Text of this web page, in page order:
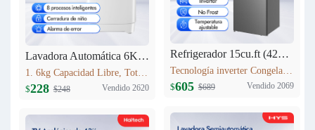
Lavadora Automática 6KG XQB60-1188
1. 6kg Capacidad Libre, Totalmente automático 6kg 2. 8 procesos inteligentes 3. Cerradura de niño 4. Alarma de error 5. Peso neto: 23kg 6. Dimensiones del producto:525mm*520mm*865mm
$228 $248 Vendido 2620
Refrigerador 15cu.ft (420L) Inverter HRF-AM54
Tecnología inverter Congelación: 95L Refrigeración: 325L Dimensión: W710 x D685 x H1780(mm) Peso neto/bruto: 69 KG/76 KG
$605 $689 Vendido 2069